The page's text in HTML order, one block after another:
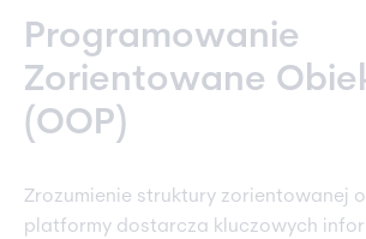
Programowanie
Zorientowane
(OOP)
Zrozumienie struktury zorientowanej
platformy dostarcza kluczowych